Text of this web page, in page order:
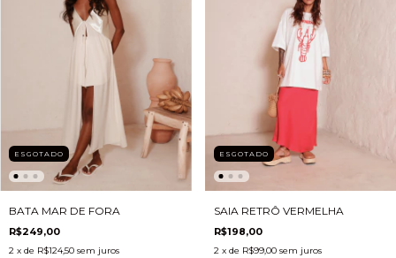
ESGOTADO
BATA MAR DE FORA
R$249,00
2 x de R$124,50 sem juros
ESGOTADO
SAIA RETRÔ VERMELHA
R$198,00
2 x de R$99,00 sem juros